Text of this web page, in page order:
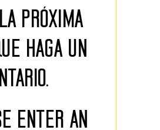
PRÓXIMA
HAGA UN
ENTER AN